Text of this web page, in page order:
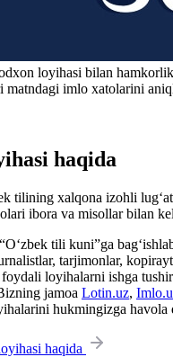
loyihasi bilan
matndagi imlo xatolarini
haqida
tilining xalqona izohli
ibora va misollar bilan
tili kuni”ga
tarjimonlar,
loyihalarni ishga
jamoa Lotin.uz,
hukmingizga havola
haqida